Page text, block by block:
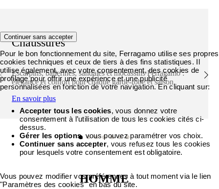
Chaussures
Escarpins, ballerines, sandales et mocassins Ferragamo :
élégance et confort pour chaque garde-robe et saison.
En savoir plus
HOMME
Continuer sans accepter
Pour le bon fonctionnement du site, Ferragamo utilise ses propres
cookies techniques et ceux de tiers à des fins statistiques. Il
utilise également, avec votre consentement, des cookies de
profilage pour offrir une expérience et une publicité
personnalisées en fonction de votre navigation. En cliquant sur:
Accepter tous les cookies, vous donnez votre
consentement à l’utilisation de tous les cookies cités ci-
dessus.
Gérer les options, vous pouvez paramétrer vos choix.
Continuer sans accepter, vous refusez tous les cookies
pour lesquels votre consentement est obligatoire.
Vous pouvez modifier vos préférences à tout moment via le lien
"Paramètres des cookies" en bas du site.